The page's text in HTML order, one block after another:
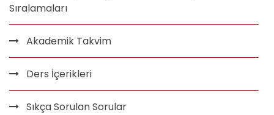
Sıralamaları
Akademik Takvim
Ders İçerikleri
Sıkça Sorulan Sorular